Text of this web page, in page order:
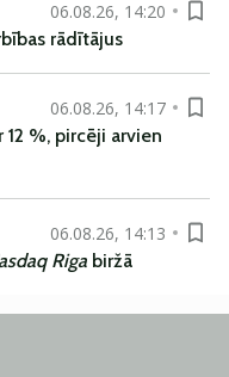
06.08.26, 14:20
rādītājus
06.08.26, 14:17
%, pircēji arvien
06.08.26, 14:13
Riga biržā